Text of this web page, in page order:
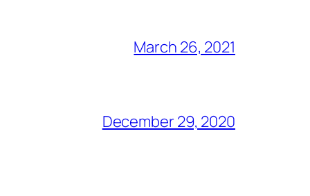
March 26, 2021
December 29, 2020